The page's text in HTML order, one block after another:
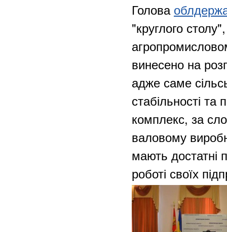
Голова
"круглого
винесено на
адже саме
стабільності
комплекс, за
валовому
мають достатні
роботі своїх